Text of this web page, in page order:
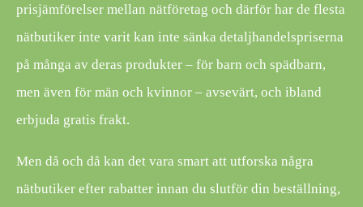
prisjämförelser mellan nätföretag och därför har de flesta
nätbutiker inte varit kan inte sänka detaljhandelspriserna
på många av deras produkter – för barn och spädbarn,
men även för män och kvinnor – avsevärt, och ibland
erbjuda gratis frakt.
Men då och då kan det vara smart att utforska några
nätbutiker efter rabatter innan du slutför din beställning,